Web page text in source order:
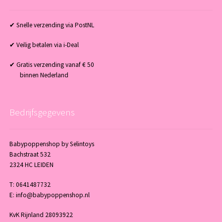
✔ Snelle verzending via PostNL
✔ Veilig betalen via i-Deal
✔ Gratis verzending vanaf € 50
binnen Nederland
Bedrijfsgegevens
Babypoppenshop by Selintoys
Bachstraat 532
2324 HC LEIDEN
T: 0641487732
E: info@babypoppenshop.nl
KvK Rijnland 28093922